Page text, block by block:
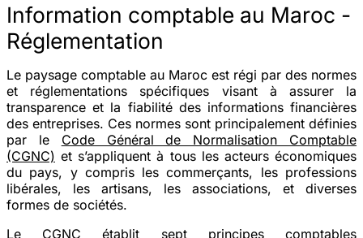
Information comptable au Maroc -
Réglementation
Le paysage comptable au Maroc est régi par des normes
et réglementations spécifiques visant à assurer la
transparence et la fiabilité des informations financières
des entreprises. Ces normes sont principalement définies
par le Code Général de Normalisation Comptable
(CGNC) et s’appliquent à tous les acteurs économiques
du pays, y compris les commerçants, les professions
libérales, les artisans, les associations, et diverses
formes de sociétés.
Le CGNC établit sept principes comptables